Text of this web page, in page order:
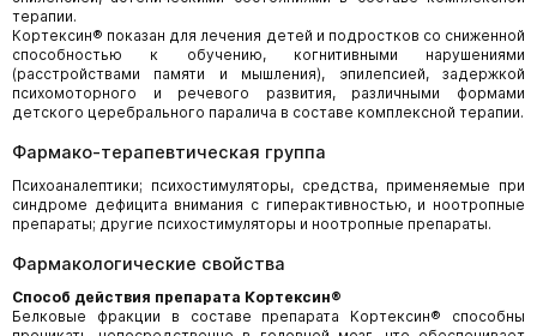
терапии.
Кортексин® показан для лечения детей и подростков со сниженной
способностью к обучению, когнитивными нарушениями
(расстройствами памяти и мышления), эпилепсией, задержкой
психомоторного и речевого развития, различными формами
детского церебрального паралича в составе комплексной терапии.
Фармако-терапевтическая группа
Психоаналептики; психостимуляторы, средства, применяемые при
синдроме дефицита внимания с гиперактивностью, и ноотропные
препараты; другие психостимуляторы и ноотропные препараты.
Фармакологические свойства
Способ действия препарата Кортексин®
Белковые фракции в составе препарата Кортексин® способны